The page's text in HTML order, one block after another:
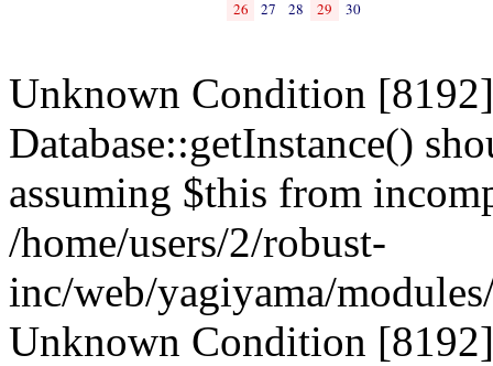
26
27 28 29 30
Unknown Condition
Database::getInstance()
assuming $this from
/home/users/2/robust-
inc/web/yagiyama/
Unknown Condition